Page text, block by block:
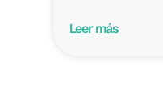
Leer más